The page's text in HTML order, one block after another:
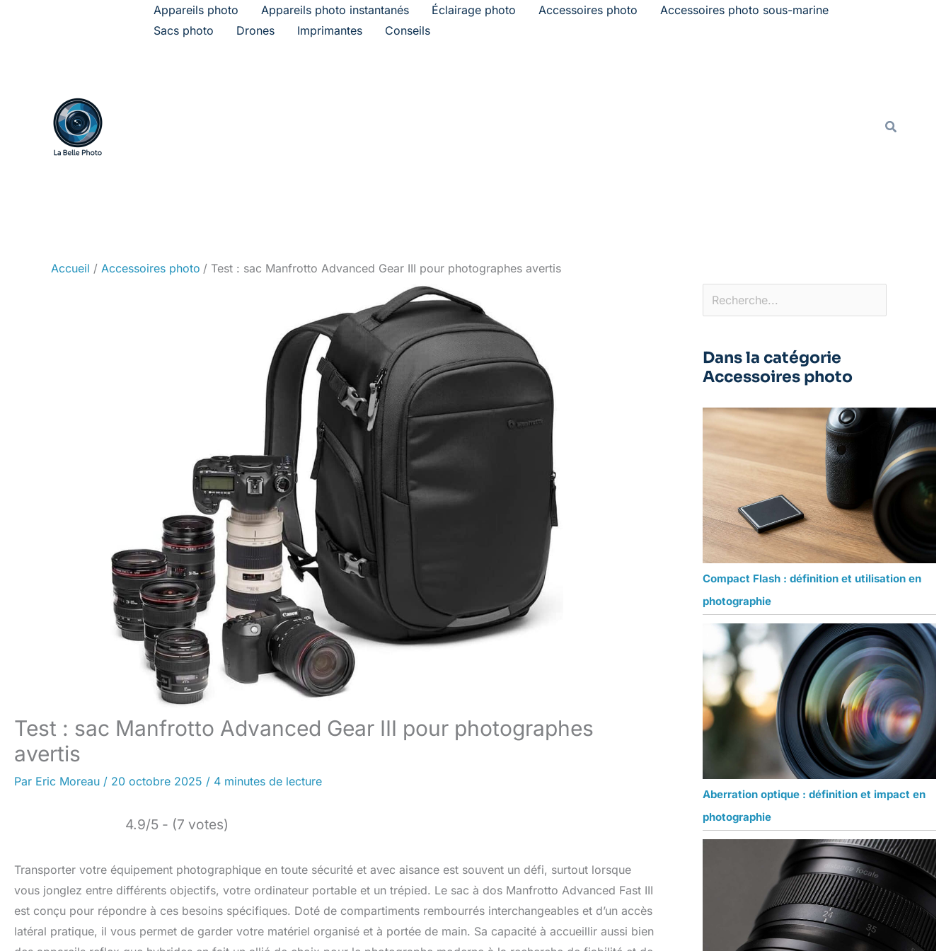
Appareils photo Appareils photo instantanés Éclairage photo Accessoires photo
Accessoires photo sous-marine
Sacs photo
Drones Imprimantes Conseils
Accueil Accessoires photo Test : sac Manfrotto Advanced Gear III pour photographes avertis
Test : sac Manfrotto Advanced Gear III pour photographes
avertis
Par Eric Moreau / 20 octobre 2025 / 4 minutes de lecture
4.9/5 - (7 votes)
Transporter votre équipement photographique en toute sécurité et avec aisance est souvent un défi, surtout lorsque
vous jonglez entre différents objectifs, votre ordinateur portable et un trépied. Le sac à dos Manfrotto Advanced Fast III
est conçu pour répondre à ces besoins spécifiques. Doté de compartiments rembourrés interchangeables et d’un accès
latéral pratique, il vous permet de garder votre matériel organisé et à portée de main. Sa capacité à accueillir aussi bien
Rechercher
Dans la catégorie
Accessoires photo
Compact Flash : définition et utilisation en
photographie
Aberration optique : définition et impact en
photographie